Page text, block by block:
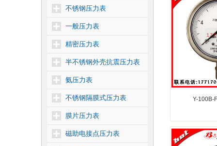
不锈钢压力表
一般压力表
精密压力表
半不锈钢外壳抗震压力表
氨压力表
不锈钢隔膜式压力表
膜片压力表
磁助电接点压力表
Y-100B-